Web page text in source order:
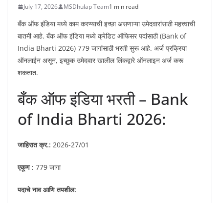
July 17, 2026 MSDhulap Team1 min read
बँक ऑफ इंडिया मध्ये काम करण्याची इच्छा असणाऱ्या उमेदवारांसाठी महत्त्वाची
बातमी आहे. बँक ऑफ इंडिया मध्ये क्रेडिट ऑफिसर पदांसाठी (Bank of
India Bharti 2026) 779 जागांसाठी भरती सुरू आहे. अर्ज प्रक्रिया
ऑनलाईन असून, इच्छुक उमेदवार खालील लिंकद्वारे ऑनलाइन अर्ज करू
शकतात.
बँक ऑफ इंडिया भरती – Bank
of India Bharti 2026:
जाहिरात क्र.: 2026-27/01
एकूण : 779 जागा
पदाचे नाव आणि तपशील: